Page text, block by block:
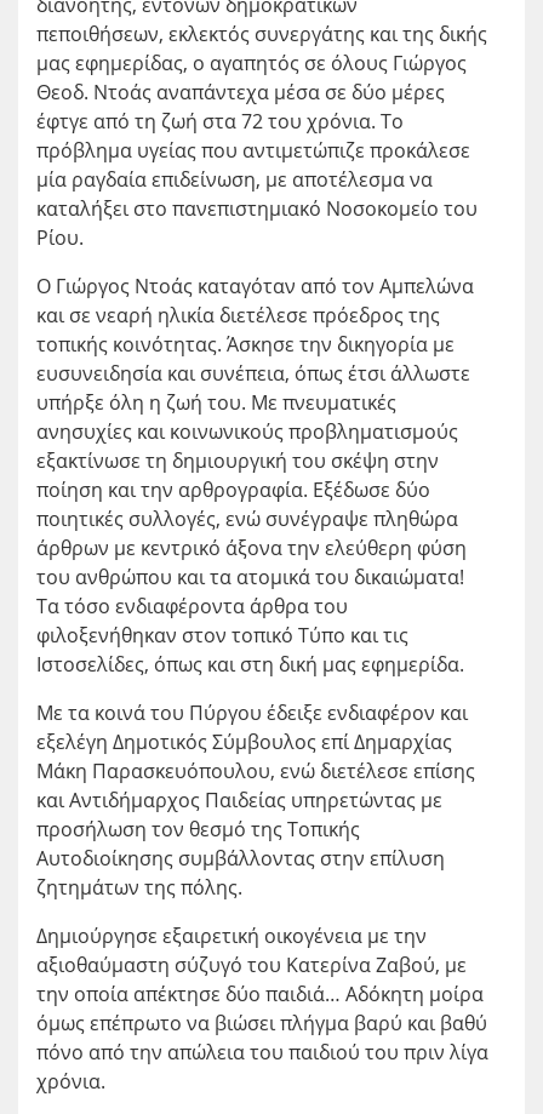
πεποιθήσεων, εκλεκτός συνεργάτης και της δικής
μας εφημερίδας, ο αγαπητός σε όλους Γιώργος
Θεοδ. Ντοάς αναπάντεχα μέσα σε δύο μέρες
έφτγε από τη ζωή στα 72 του χρόνια. Το
πρόβλημα υγείας που αντιμετώπιζε προκάλεσε
μία ραγδαία επιδείνωση, με αποτέλεσμα να
καταλήξει στο πανεπιστημιακό Νοσοκομείο του
Ρίου.
Ο Γιώργος Ντοάς καταγόταν από τον Αμπελώνα
και σε νεαρή ηλικία διετέλεσε πρόεδρος της
τοπικής κοινότητας. Άσκησε την δικηγορία με
ευσυνειδησία και συνέπεια, όπως έτσι άλλωστε
υπήρξε όλη η ζωή του. Με πνευματικές
ανησυχίες και κοινωνικούς προβληματισμούς
εξακτίνωσε τη δημιουργική του σκέψη στην
ποίηση και την αρθρογραφία. Εξέδωσε δύο
ποιητικές συλλογές, ενώ συνέγραψε πληθώρα
άρθρων με κεντρικό άξονα την ελεύθερη φύση
του ανθρώπου και τα ατομικά του δικαιώματα!
Τα τόσο ενδιαφέροντα άρθρα του
φιλοξενήθηκαν στον τοπικό Τύπο και τις
Ιστοσελίδες, όπως και στη δική μας εφημερίδα.
Με τα κοινά του Πύργου έδειξε ενδιαφέρον και
εξελέγη Δημοτικός Σύμβουλος επί Δημαρχίας
Μάκη Παρασκευόπουλου, ενώ διετέλεσε επίσης
και Αντιδήμαρχος Παιδείας υπηρετώντας με
προσήλωση τον θεσμό της Τοπικής
Αυτοδιοίκησης συμβάλλοντας στην επίλυση
ζητημάτων της πόλης.
Δημιούργησε εξαιρετική οικογένεια με την
αξιοθαύμαστη σύζυγό του Κατερίνα Ζαβού, με
την οποία απέκτησε δύο παιδιά… Αδόκητη μοίρα
όμως επέπρωτο να βιώσει πλήγμα βαρύ και βαθύ
πόνο από την απώλεια του παιδιού του πριν λίγα
χρόνια.